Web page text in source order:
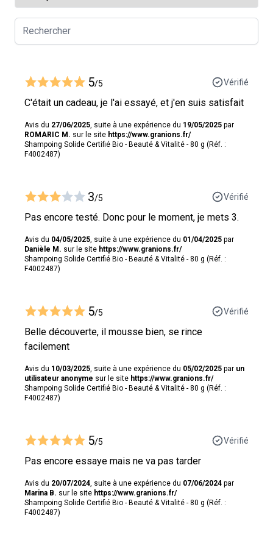
5/5 Vérifié
C'était un cadeau, je l'ai essayé, et j'en suis satisfait
Avis du 27/06/2025 , suite à une expérience du 19/05/2025 par
ROMARIC M. sur le site https://www.granions.fr/
Shampoing Solide Certifié Bio - Beauté & Vitalité - 80 g (Réf. :
F4002487)
3/5 Vérifié
Pas encore testé. Donc pour le moment, je mets 3.
Avis du 04/05/2025 , suite à une expérience du 01/04/2025 par
Danièle M. sur le site https://www.granions.fr/
Shampoing Solide Certifié Bio - Beauté & Vitalité - 80 g (Réf. :
F4002487)
5/5 Vérifié
Belle découverte, il mousse bien, se rince
facilement
Avis du 10/03/2025 , suite à une expérience du 05/02/2025 par un
utilisateur anonyme sur le site https://www.granions.fr/
Shampoing Solide Certifié Bio - Beauté & Vitalité - 80 g (Réf. :
F4002487)
5/5 Vérifié
Pas encore essaye mais ne va pas tarder
Avis du 20/07/2024 , suite à une expérience du 07/06/2024 par
Marina B. sur le site https://www.granions.fr/
Shampoing Solide Certifié Bio - Beauté & Vitalité - 80 g (Réf. :
F4002487)